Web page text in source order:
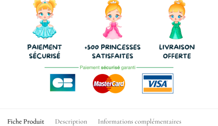
Fiche Produit Description Informations complémentaires